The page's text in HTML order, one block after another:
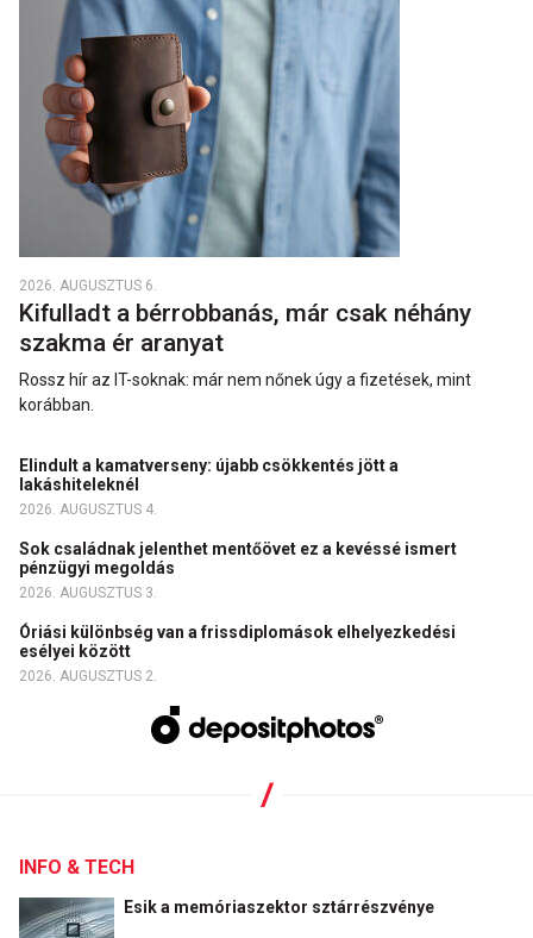
2026. AUGUSZTUS 6.
Kifulladt a bérrobbanás, már csak néhány
szakma ér aranyat
Rossz hír az IT-soknak: már nem nőnek úgy a fizetések, mint
korábban.
Elindult a kamatverseny: újabb csökkentés jött a
lakáshiteleknél
2026. AUGUSZTUS 4.
Sok családnak jelenthet mentőövet ez a kevéssé ismert
pénzügyi megoldás
2026. AUGUSZTUS 3.
Óriási különbség van a frissdiplomások elhelyezkedési
esélyei között
2026. AUGUSZTUS 2.
INFO & TECH
Esik a memóriaszektor sztárrészvénye